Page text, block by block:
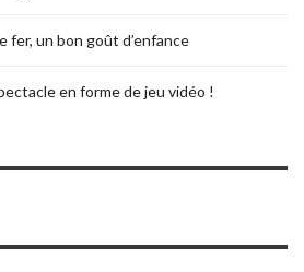
fer, un bon goût d’enfance
en forme de jeu vidéo !